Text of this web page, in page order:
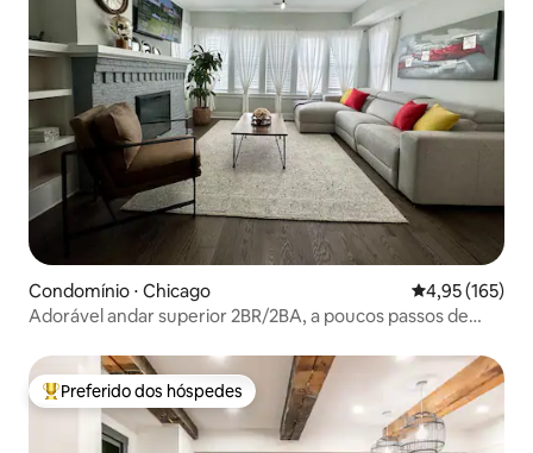
Condomínio ⋅ Chicago 4,95 de uma
4,95 (165)
Adorável andar superior 2BR/2BA, a poucos passos de
Entre os melhores preferidos dos hóspedes
Preferido dos hóspedes